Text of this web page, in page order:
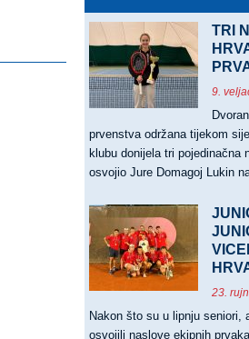
TRI
9.
prvenstva održana tijekom
klubu donijela tri pojedinačna
osvojio Jure Domagoj Lukin
23.
Nakon što su u lipnju seniori,
osvojili naslove ekipnih